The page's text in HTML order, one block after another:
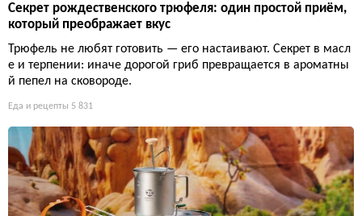
Секрет рождественского трюфеля: один простой приём,
который преображает вкус
Трюфель не любят готовить — его настаивают. Секрет в масл
е и терпении: иначе дорогой гриб превращается в ароматны
й пепел на сковороде.
Еда и рецепты 5 831